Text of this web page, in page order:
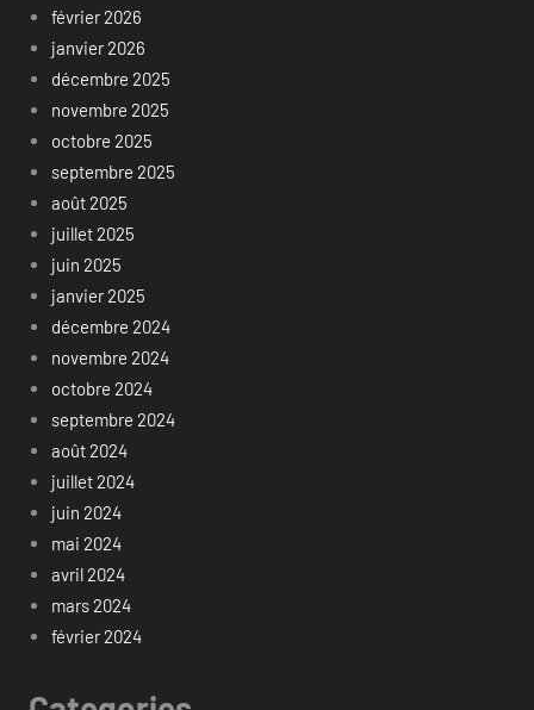
février 2026
janvier 2026
décembre 2025
novembre 2025
octobre 2025
septembre 2025
août 2025
juillet 2025
juin 2025
janvier 2025
décembre 2024
novembre 2024
octobre 2024
septembre 2024
août 2024
juillet 2024
juin 2024
mai 2024
avril 2024
mars 2024
février 2024